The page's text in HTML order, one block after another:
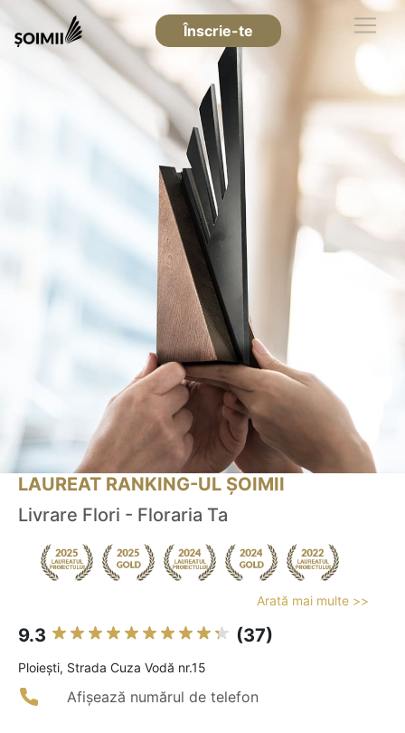
Înscrie-te
LAUREAT RANKING-UL ȘOIMII
Livrare Flori - Floraria Ta
Arată mai multe >>
9.3 (37)
Ploieşti, Strada Cuza Vodă nr.15
Afișează numărul de telefon